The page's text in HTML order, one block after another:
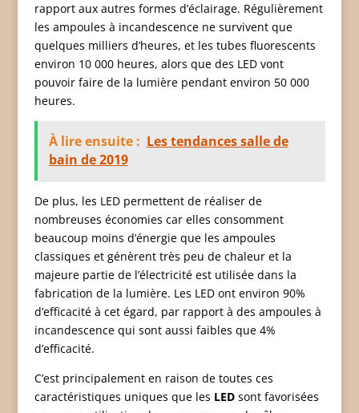
rapport aux autres formes d’éclairage. Régulièrement
les ampoules à incandescence ne survivent que
quelques milliers d’heures, et les tubes fluorescents
environ 10 000 heures, alors que des LED vont
pouvoir faire de la lumière pendant environ 50 000
heures.
À lire ensuite : Les tendances salle de
bain de 2019
De plus, les LED permettent de réaliser de
nombreuses économies car elles consomment
beaucoup moins d’énergie que les ampoules
classiques et génèrent très peu de chaleur et la
majeure partie de l’électricité est utilisée dans la
fabrication de la lumière. Les LED ont environ 90%
d’efficacité à cet égard, par rapport à des ampoules à
incandescence qui sont aussi faibles que 4%
d’efficacité.
C’est principalement en raison de toutes ces
caractéristiques uniques que les LEDsont favorisées